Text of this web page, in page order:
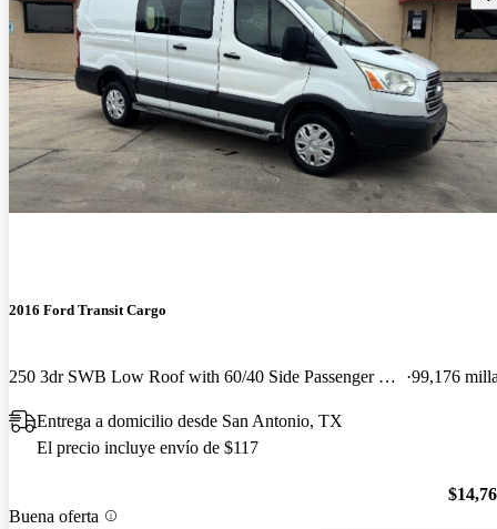
2016 Ford Transit Cargo
250 3dr SWB Low Roof with 60/40 Side Passenger Doors 99,176
Entrega a domicilio desde San Antonio, TX
El precio incluye envío de $117
Buena oferta